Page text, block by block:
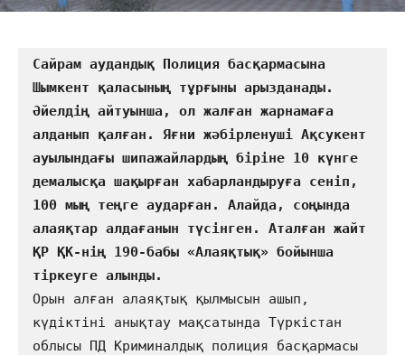
Сайрам аудандық Полиция басқармасына
Шымкент қаласының тұрғыны арызданады.
Әйелдің айтуынша, ол жалған жарнамаға
алданып қалған. Яғни жәбірленуші Ақсукент
ауылындағы шипажайлардың біріне 10 күнге
демалысқа шақырған хабарландыруға сеніп,
100 мың теңге аударған. Алайда, соңында
алаяқтар алдағанын түсінген. Аталған жайт
ҚР ҚК-нің 190-бабы «Алаяқтық» бойынша
Орын алған алаяқтық қылмысын ашып,
күдіктіні анықтау мақсатында Түркістан
облысы ПД Криминалдық полиция басқармасы